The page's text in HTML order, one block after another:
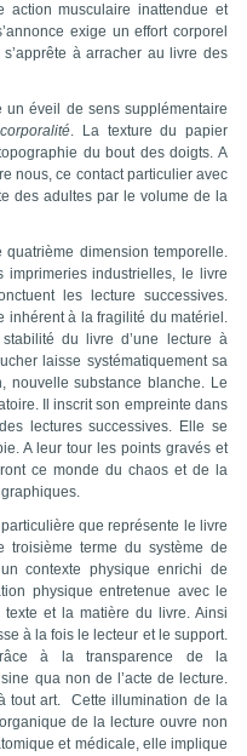
action musculaire inattendue et
exige un effort corporel
à arracher au livre des
éveil de sens supplémentaire
corporalité. La texture du papier
du bout des doigts. A
nous, ce contact particulier avec
des adultes par le volume de la
dimension temporelle.
industrielles, le livre
les lecture successives.
inhérent à la fragilité du matériel.
du livre d’une lecture à
laisse systématiquement sa
nouvelle substance blanche. Le
Il inscrit son empreinte dans
lectures successives. Elle se
A leur tour les points gravés et
ce monde du chaos et de la
que représente le livre
troisième terme du système de
contexte physique enrichi de
physique entretenue avec le
et la matière du livre. Ainsi
à la fois le lecteur et le support.
à la transparence de la
qua non de l’acte de lecture.
tout art.
Cette illumination de la
de la lecture ouvre non
et médicale, elle implique